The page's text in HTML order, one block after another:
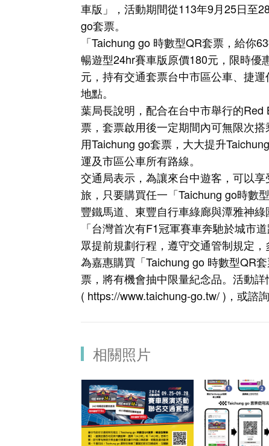
車版」，活動期間從113年9月25日至
go套票。
「Taichung go 時數型QR套票，給你
暢遊型24hr賽車版原價180元，限時優
元，持有交通套票台中市區公車、捷
地點。
葉局長說明，配合在台中市舉行的
票，套票啟用後一定期間內可無限次
用Taichung go套票，大大提升
運及市區公車所有路線。
交通局表示，為讓來台中遊客，可以
旅，只要購買任一「Taichung go時數
豐鐵馬道、東豐自行車綠廊與潭雅神
「台灣首次有F1冠軍賽車奔馳於城市
眾提前規劃行程，遵守交通管制規定
為嘉惠購買「Taichung go 時數型QR
票，將有機會抽中限量紀念品。活動
( https://www.taichung-go.tw/)，或諮
相關照片